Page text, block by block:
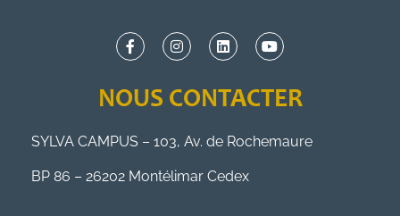
NOUS CONTACTER
SYLVA CAMPUS – 103, Av. de Rochemaure
BP 86 – 26202 Montélimar Cedex